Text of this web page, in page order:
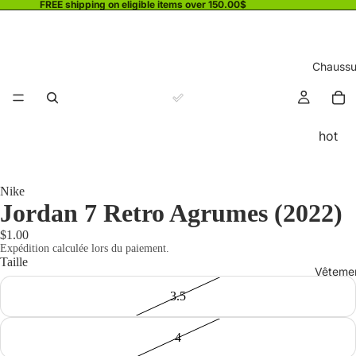
FREE shipping on eligible items over 150.00$
hot
Nike
Jordan 7 Retro Agrumes (2022)
$1.00
Expédition calculée lors du paiement.
Taille
3.5
4